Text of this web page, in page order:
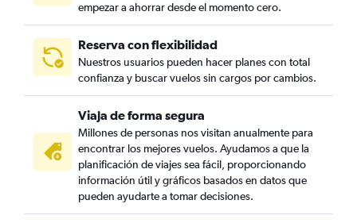
empezar a ahorrar desde el momento cero.
Reserva con flexibilidad
Nuestros usuarios pueden hacer planes con total
confianza y buscar vuelos sin cargos por cambios.
Viaja de forma segura
Millones de personas nos visitan anualmente para
encontrar los mejores vuelos. Ayudamos a que la
planificación de viajes sea fácil, proporcionando
información útil y gráficos basados en datos que
pueden ayudarte a tomar decisiones.